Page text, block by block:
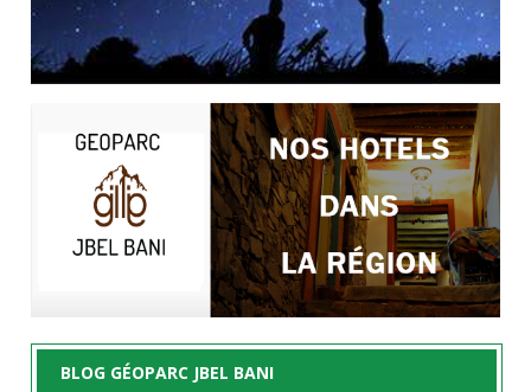
BLOG GÉOPARC JBEL BANI